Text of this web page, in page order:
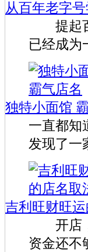
从百年老字
提起百
已经成为
独特小面馆
一直都知
发现了一
吉利旺财旺
开店，
资金还不